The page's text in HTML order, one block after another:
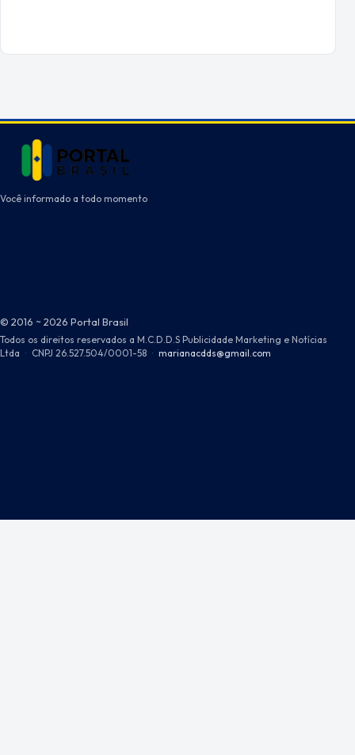
Você informado a todo momento
© 2016 ~ 2026 Portal Brasil
Todos os direitos reservados a M.C.D.D.S Publicidade Marketing e Notícias
Ltda · CNPJ 26.527.504/0001-58 · marianacdds@gmail.com